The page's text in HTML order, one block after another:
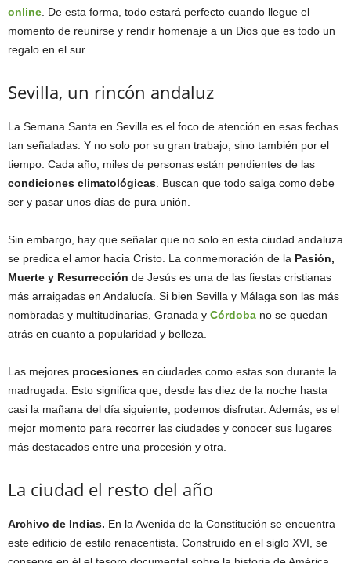
online . De esta forma, todo estará perfecto cuando llegue el
momento de reunirse y rendir homenaje a un Dios que es todo un
regalo en el sur.
Sevilla, un rincón andaluz
La Semana Santa en Sevilla es el foco de atención en esas fechas
tan señaladas. Y no solo por su gran trabajo, sino también por el
tiempo. Cada año, miles de personas están pendientes de las
condiciones climatológicas . Buscan que todo salga como debe
ser y pasar unos días de pura unión.
Sin embargo, hay que señalar que no solo en esta ciudad andaluza
se predica el amor hacia Cristo. La conmemoración de la Pasión,
Muerte y Resurrección de Jesús es una de las fiestas cristianas
más arraigadas en Andalucía. Si bien Sevilla y Málaga son las más
nombradas y multitudinarias, Granada y Córdoba no se quedan
atrás en cuanto a popularidad y belleza.
Las mejores procesiones en ciudades como estas son durante la
madrugada. Esto significa que, desde las diez de la noche hasta
casi la mañana del día siguiente, podemos disfrutar. Además, es el
mejor momento para recorrer las ciudades y conocer sus lugares
más destacados entre una procesión y otra.
La ciudad el resto del año
Archivo de Indias. En la Avenida de la Constitución se encuentra
este edificio de estilo renacentista. Construido en el siglo XVI, se